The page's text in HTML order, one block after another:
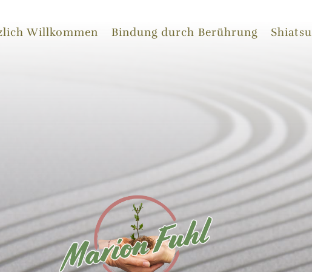
Willkommen Bindung durch Berührung Shiatsu